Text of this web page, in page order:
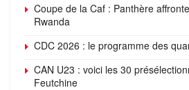
Coupe de la Caf : Panthère
Rwanda
CDC 2026 : le programme des
CAN U23 : voici les 30
Feutchine